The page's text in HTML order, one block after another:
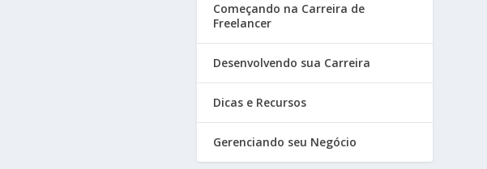
Começando na Carreira de
Freelancer
Desenvolvendo sua Carreira
Dicas e Recursos
Gerenciando seu Negócio